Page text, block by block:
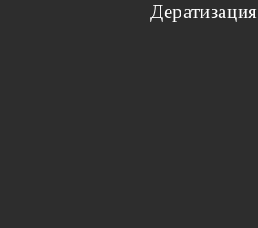
Дератизация